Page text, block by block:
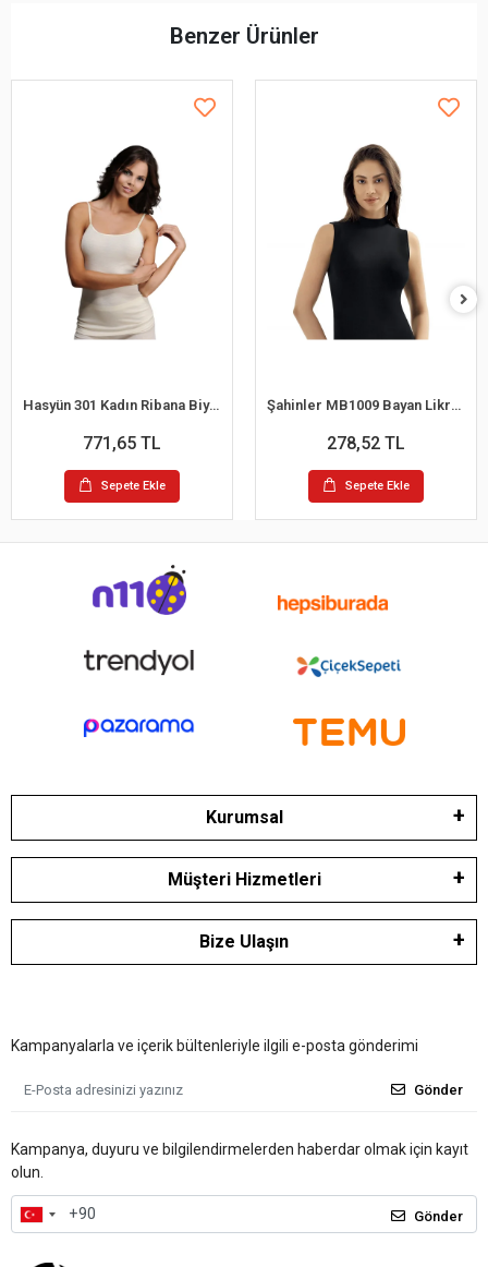
Benzer Ürünler
Hasyün 301 Kadın Ribana Biyeli Yün İp Askılı Atlet
771,65 TL
Sepete Ekle
Şahinler MB1009 Bayan Likralı Balıkcı Yaka Atlet
278,52 TL
Sepete Ekle
Kurumsal
Müşteri Hizmetleri
Bize Ulaşın
Kampanyalarla ve içerik bültenleriyle ilgili e-posta gönderimi
Gönder
Kampanya, duyuru ve bilgilendirmelerden haberdar olmak için kayıt
olun.
Gönder